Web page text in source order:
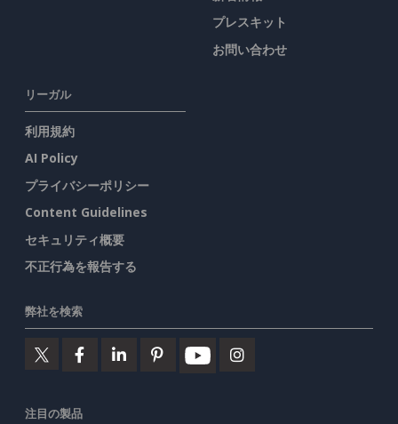
プレスキット
お問い合わせ
リーガル
利用規約
AI Policy
プライバシーポリシー
Content Guidelines
セキュリティ概要
不正行為を報告する
弊社を検索
注目の製品